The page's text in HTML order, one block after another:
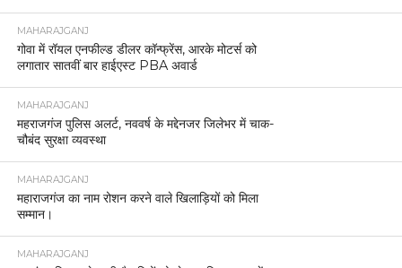
MAHARAJGANJ
गोवा में रॉयल एनफील्ड डीलर कॉन्फ्रेंस, आरके मोटर्स को
लगातार सातवीं बार हाईएस्ट PBA अवार्ड
MAHARAJGANJ
महराजगंज पुलिस अलर्ट, नववर्ष के मद्देनजर जिलेभर में चाक-
चौबंद सुरक्षा व्यवस्था
MAHARAJGANJ
महाराजगंज का नाम रोशन करने वाले खिलाड़ियों को मिला
सम्मान।
MAHARAJGANJ